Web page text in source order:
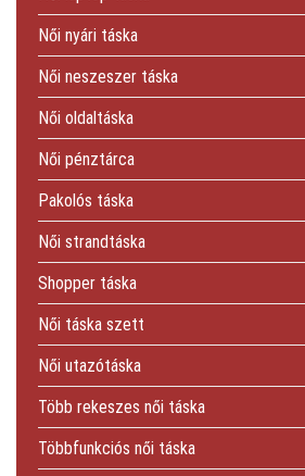
Női nyári táska
Női neszeszer táska
Női oldaltáska
Női pénztárca
Pakolós táska
Női strandtáska
Shopper táska
Női táska szett
Női utazótáska
Több rekeszes női táska
Többfunkciós női táska